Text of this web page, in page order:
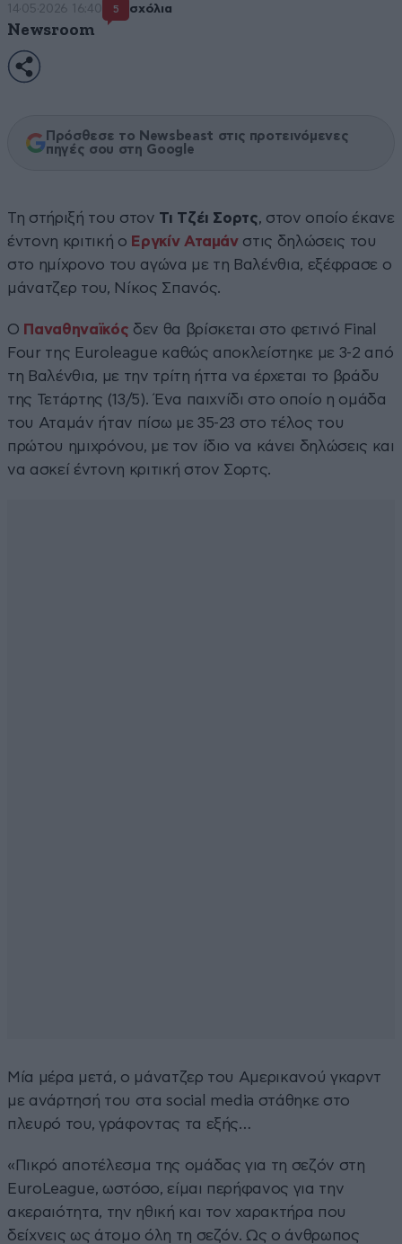
14·05·2026 16:40 5 σχόλια
Newsroom
Πρόσθεσε το Newsbeast στις προτεινόμενες
πηγές σου στη Google
Τη στήριξή του στον Τι Τζέι Σορτς, στον οποίο έκανε
έντονη κριτική ο Εργκίν Αταμάν στις δηλώσεις του
στο ημίχρονο του αγώνα με τη Βαλένθια, εξέφρασε ο
μάνατζερ του, Νίκος Σπανός.
Ο Παναθηναϊκός δεν θα βρίσκεται στο φετινό Final
Four της Euroleague καθώς αποκλείστηκε με 3-2 από
τη Βαλένθια, με την τρίτη ήττα να έρχεται το βράδυ
της Τετάρτης (13/5). Ένα παιχνίδι στο οποίο η ομάδα
του Αταμάν ήταν πίσω με 35-23 στο τέλος του
πρώτου ημιχρόνου, με τον ίδιο να κάνει δηλώσεις και
να ασκεί έντονη κριτική στον Σορτς.
Μία μέρα μετά, ο μάνατζερ του Αμερικανού γκαρντ
με ανάρτησή του στα social media στάθηκε στο
πλευρό του, γράφοντας τα εξής…
«Πικρό αποτέλεσμα της ομάδας για τη σεζόν στη
EuroLeague, ωστόσο, είμαι περήφανος για την
ακεραιότητα, την ηθική και τον χαρακτήρα που
δείχνεις ως άτομο όλη τη σεζόν. Ως ο άνθρωπος